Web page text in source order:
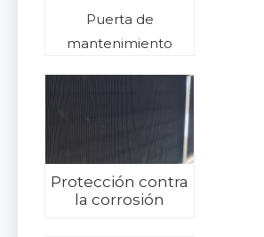
Puerta de
mantenimiento
Protección contra
la corrosión